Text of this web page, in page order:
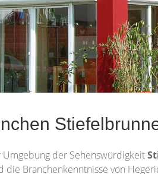
Umgebung der Sehenswürdigkeit
die Branchenkenntnisse von